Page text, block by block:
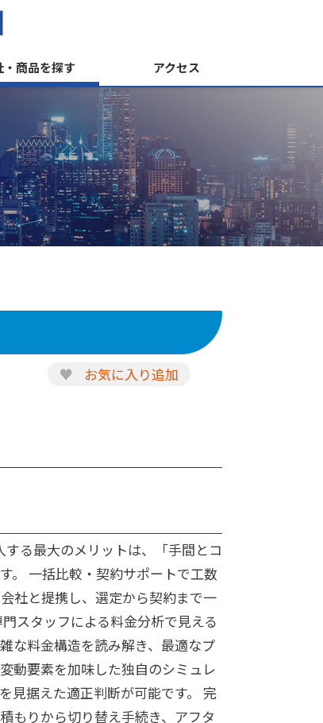
・商品を探す アクセス
♥ お気に入り追加
る最大のメリットは、「手間とコ
。 ⼀括⽐較‧契約サポートで⼯数
社と提携し、選定から契約まで一
スタッフによる料⾦分析で⾒える
な料金構造を読み解き、最適なプ
動要素を加味した独自のシミュレ
見据えた適正判断が可能です。 完
もりから切り替え手続き、アフタ